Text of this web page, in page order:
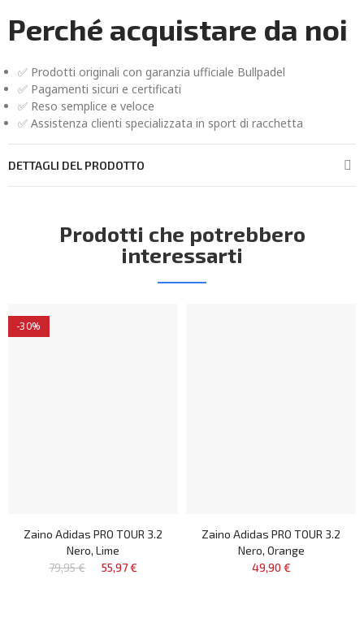
Perché acquistare da noi
✅ Prodotti originali con garanzia ufficiale Bullpadel
✅ Pagamenti sicuri e certificati
✅ Reso semplice e veloce
✅ Assistenza clienti specializzata in sport di racchetta
DETTAGLI DEL PRODOTTO
Prodotti che potrebbero
interessarti
-30%
Zaino Adidas PRO TOUR 3.2
Nero, Lime
79,95 €
55,97 €
Zaino Adidas PRO TOUR 3.2
Nero, Orange
49,90 €